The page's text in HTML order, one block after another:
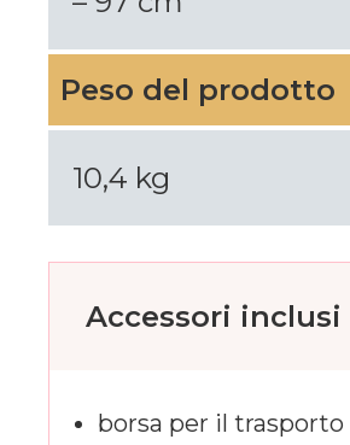
Peso del prodotto
10,4 kg
Accessori inclusi
borsa per il trasporto